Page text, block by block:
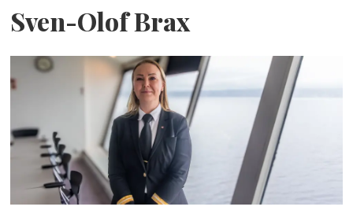
Sven-Olof Brax